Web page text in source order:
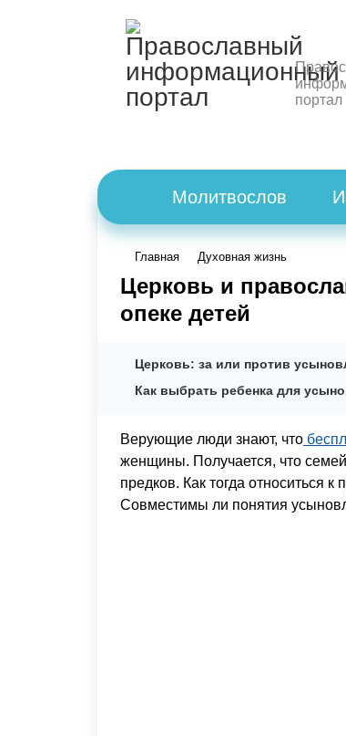
портал
Молитвослов
Главная Духовная жизнь
Церковь и
опеке детей
Церковь: за или против
Как выбрать ребенка для
Верующие люди знают, что
женщины. Получается, что
предков. Как тогда относиться
Совместимы ли понятия